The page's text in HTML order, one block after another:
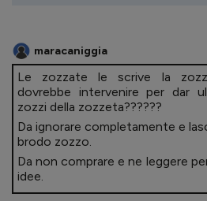
maracaniggia
Le zozzate le scrive la
dovrebbe intervenire per dar
zozzi della zozzeta??????
Da ignorare completamente e
brodo zozzo.
Da non comprare e ne leggere
idee.